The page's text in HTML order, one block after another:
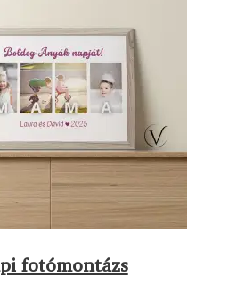
fotómontázs